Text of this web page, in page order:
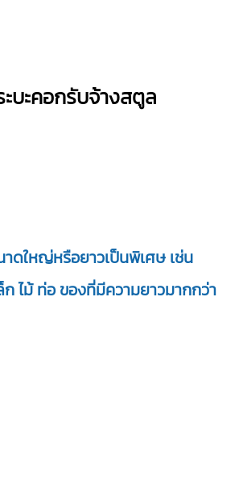
บะคอกรับจ้างสตูล
ดใหญ่หรือยาวเป็นพิเศษ เช่น
ไม้ ท่อ ของที่มีความยาวมากกว่า